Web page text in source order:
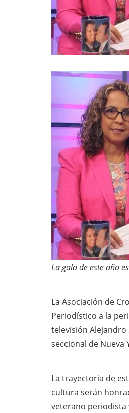
La gala de este año
La Asociación de
Periodístico a la
televisión Alejandro
seccional de Nueva
La trayectoria de
cultura serán
veterano periodista